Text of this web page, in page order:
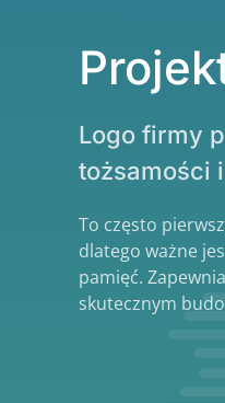
Logo firmy
tożsamości
To często
dlatego ważne
pamięć.
skutecznym